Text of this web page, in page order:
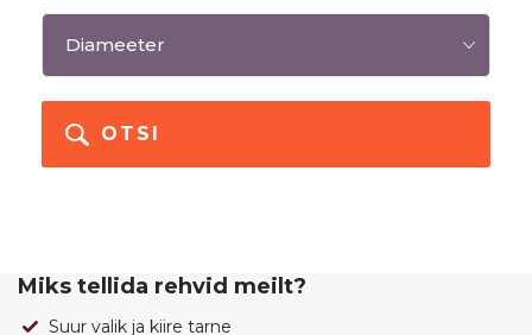
OTSI
Miks tellida rehvid meilt?
Suur valik ja kiire tarne